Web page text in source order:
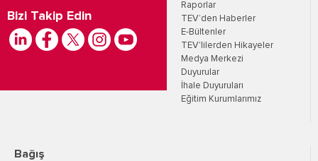
Bizi Takip Edin
Raporlar
TEV’den Haberler
E-Bültenler
TEV'lilerden Hikayeler
Medya Merkezi
Duyurular
İhale Duyuruları
Eğitim Kurumlarımız
Bağış